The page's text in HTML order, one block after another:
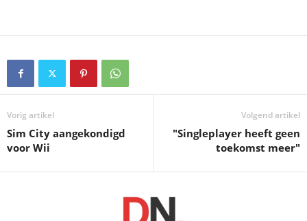
Vorig artikel
Sim City aangekondigd
voor Wii
Volgend artikel
"Singleplayer heeft geen
toekomst meer"